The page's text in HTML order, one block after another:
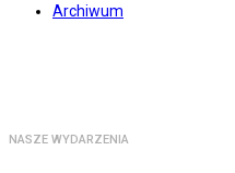
Archiwum
NASZE WYDARZENIA